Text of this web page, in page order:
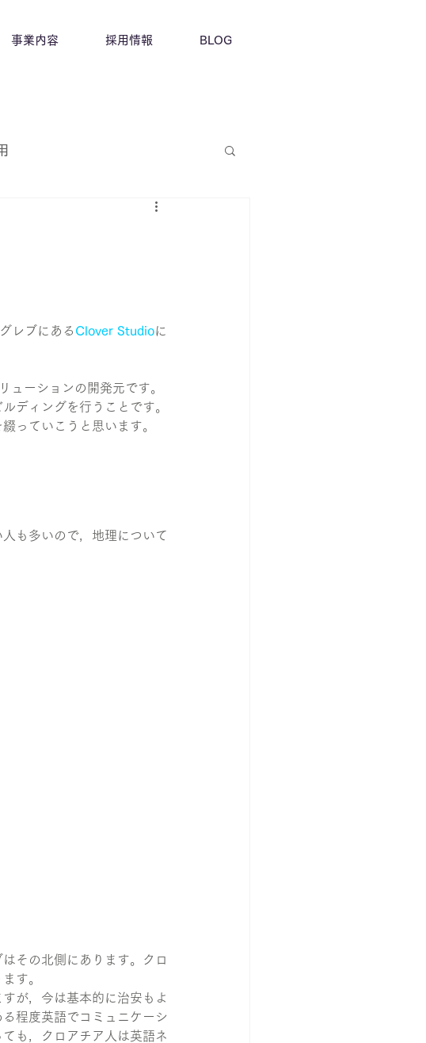
事業内容 採用情報 BLOG
レブにある Clover Studioに
ューションの開発元です。
ディングを行うことです。
っていこうと思います。
も多いので，地理について
その北側にあります。クロ
す。
が，今は基本的に治安もよ
程度英語でコミュニケーシ
も，クロアチア人は英語ネ